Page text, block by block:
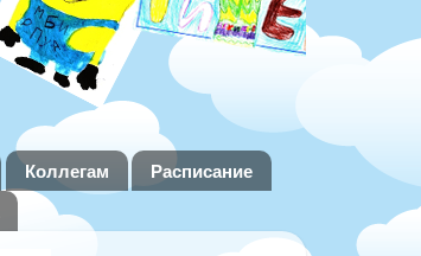
Коллегам
Расписание